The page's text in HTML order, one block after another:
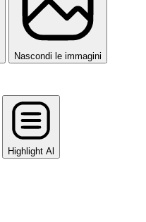
Nascondi le immagini
Highlight Al